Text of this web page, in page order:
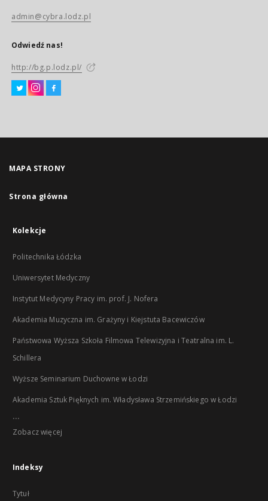
admin@cybra.lodz.pl
Odwiedź nas!
http://bg.p.lodz.pl/
MAPA STRONY
Strona główna
Kolekcje
Politechnika Łódzka
Uniwersytet Medyczny
Instytut Medycyny Pracy im. prof. J. Nofera
Akademia Muzyczna im. Grażyny i Kiejstuta Bacewiczów
Państwowa Wyższa Szkoła Filmowa Telewizyjna i Teatralna im. L.
Schillera
Wyższe Seminarium Duchowne w Łodzi
Akademia Sztuk Pięknych im. Władysława Strzemińskiego w Łodzi
...
Zobacz więcej
Indeksy
Tytuł